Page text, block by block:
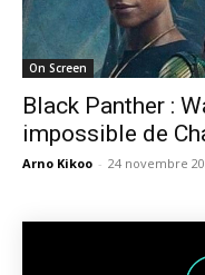
On Screen
Black Panther :
impossible de
Arno Kikoo - 24 novembre